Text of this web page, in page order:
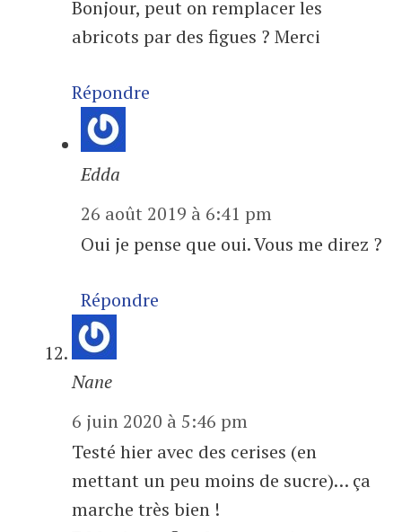
Bonjour, peut on remplacer les
abricots par des figues ? Merci
Répondre
Edda
26 août 2019 à 6:41 pm
Oui je pense que oui. Vous me direz ?
Répondre
Nane
6 juin 2020 à 5:46 pm
Testé hier avec des cerises (en
mettant un peu moins de sucre)… ça
marche très bien !